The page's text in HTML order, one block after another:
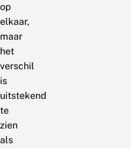
op
elkaar,
maar
het
verschil
is
uitstekend
te
zien
als